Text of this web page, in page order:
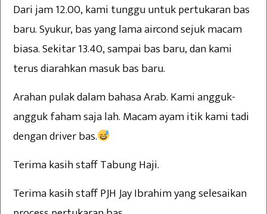
Dari jam 12.00, kami tunggu untuk pertukaran bas
baru. Syukur, bas yang lama aircond sejuk macam
biasa. Sekitar 13.40, sampai bas baru, dan kami
terus diarahkan masuk bas baru.
Arahan pulak dalam bahasa Arab. Kami angguk-
angguk faham saja lah. Macam ayam itik kami tadi
dengan driver bas.
Terima kasih staff Tabung Haji.
Terima kasih staff PJH Jay Ibrahim yang selesaikan